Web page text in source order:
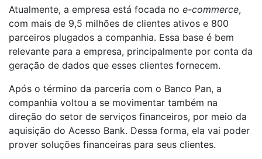
Atualmente, a empresa está focada no e-commerce,
com mais de 9,5 milhões de clientes ativos e 800
parceiros plugados a companhia. Essa base é bem
relevante para a empresa, principalmente por conta da
geração de dados que esses clientes fornecem.
Após o término da parceria com o Banco Pan, a
companhia voltou a se movimentar também na
direção do setor de serviços financeiros, por meio da
aquisição do Acesso Bank. Dessa forma, ela vai poder
prover soluções financeiras para seus clientes.